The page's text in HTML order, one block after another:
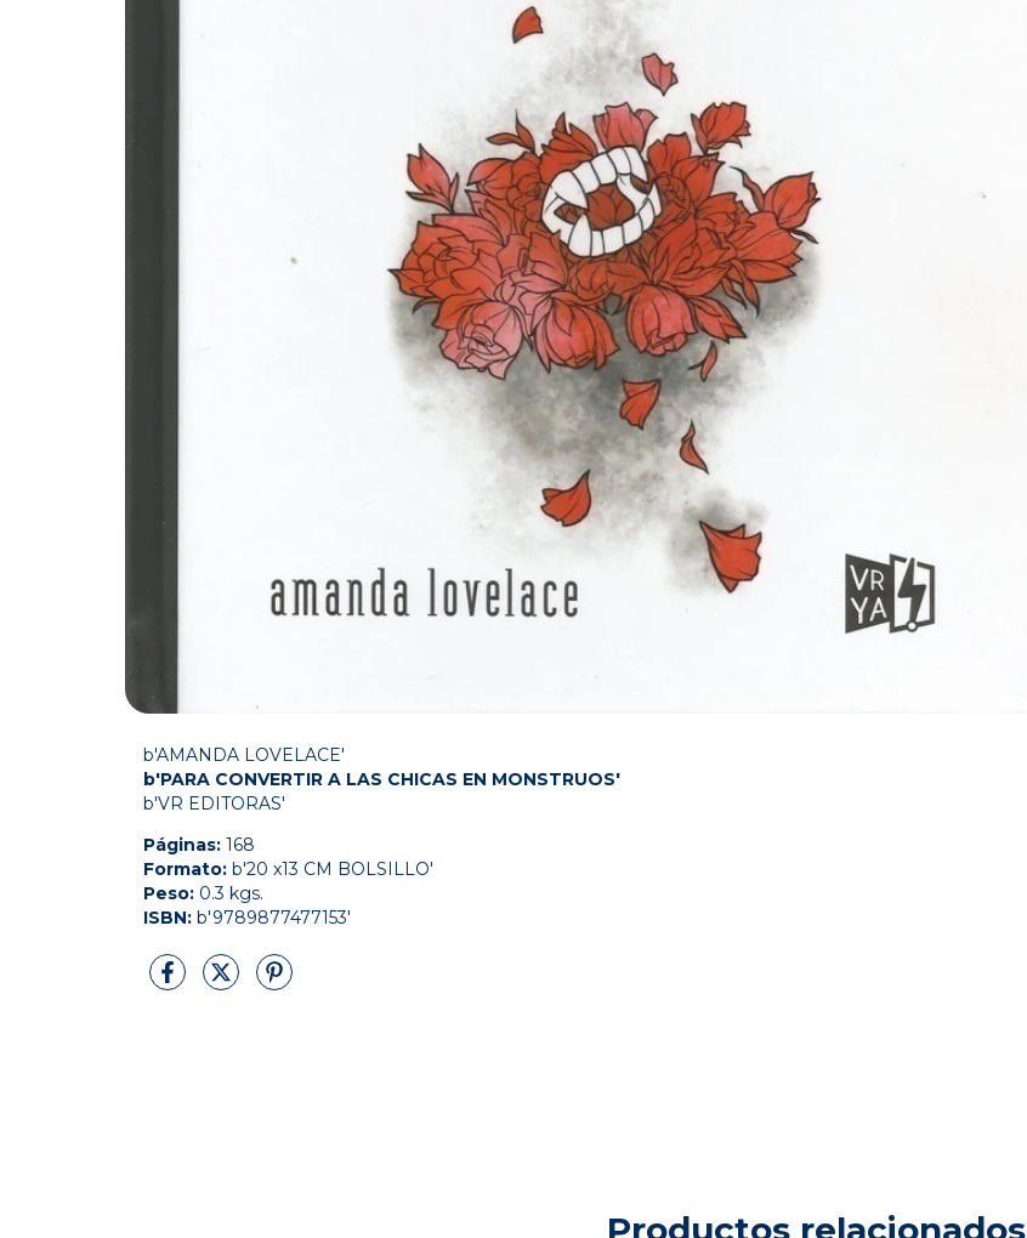
b'AMANDA LOVELACE'
b'PARA CONVERTIR A LAS CHICAS EN MONSTRUOS'
b'VR EDITORAS'
Páginas: 168
Formato: b'20 x13 CM BOLSILLO'
Peso: 0.3 kgs.
ISBN: b'9789877477153'
Productos relacionados